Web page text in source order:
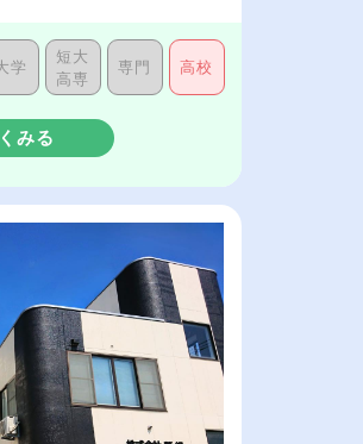
学
短大
高専
専門 高校
みる